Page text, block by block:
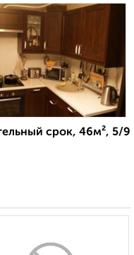
срок, 46м², 5/9